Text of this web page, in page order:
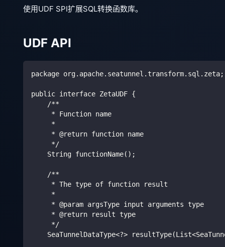
使用UDF SPI扩展SQL转换函数库。
UDF API
package org.apache.seatunnel.transform.sql.zeta;
public interface ZetaUDF {
    /**
     * Function name
     *
     * @return function name
     */
    String functionName();
    /**
     * The type of function result
     *
     * @param argsType input arguments type
     * @return result type
     */
SeaTunnelDataType<?>